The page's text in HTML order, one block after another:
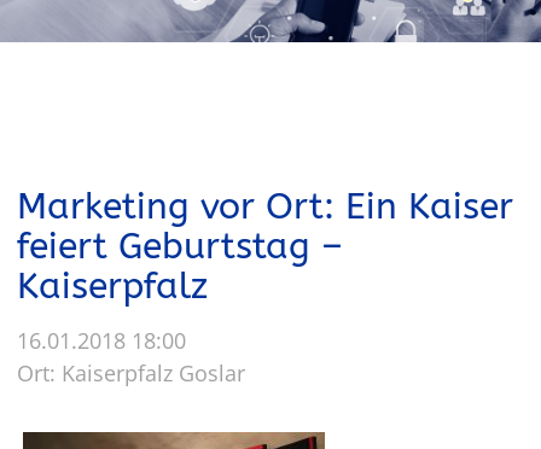
Marketing vor Ort: Ein Kaiser
feiert Geburtstag –
Kaiserpfalz
16.01.2018 18:00
Ort: Kaiserpfalz Goslar